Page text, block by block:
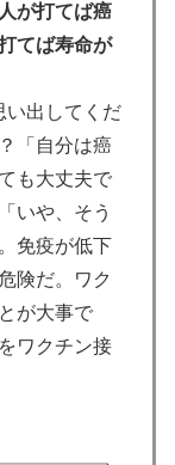
が打てば癌
てば寿命が
い出してくだ
「自分は癌
も大丈夫で
いや、そう
免疫が低下
険だ。ワク
が大事で
ワクチン接